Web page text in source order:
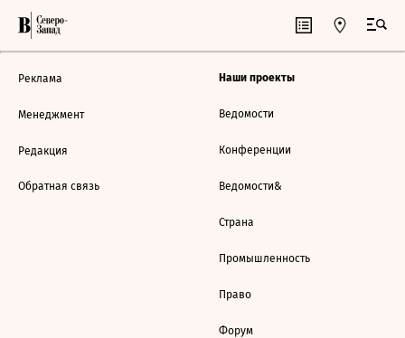
Реклама
Менеджмент
Редакция
Обратная связь
Наши проекты
Ведомости
Конференции
Ведомости&
Страна
Промышленность
Право
Форум